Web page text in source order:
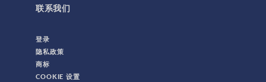
联系我们
登录
隐私政策
商标
COOKIE 设置